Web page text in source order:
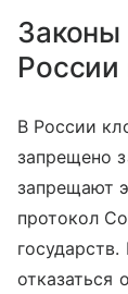
Законы
В России
запрещено
запрещают
протокол
отказаться